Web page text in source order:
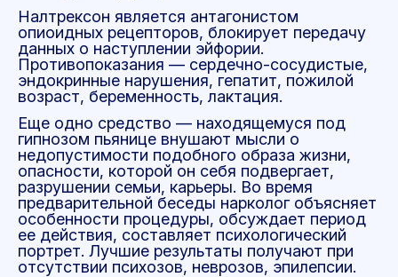
Налтрексон является антагонистом
опиоидных рецепторов, блокирует передачу
данных о наступлении эйфории.
Противопоказания — сердечно-сосудистые,
эндокринные нарушения, гепатит, пожилой
возраст, беременность, лактация.
Еще одно средство — находящемуся под
гипнозом пьянице внушают мысли о
недопустимости подобного образа жизни,
опасности, которой он себя подвергает,
разрушении семьи, карьеры. Во время
предварительной беседы нарколог объясняет
особенности процедуры, обсуждает период
ее действия, составляет психологический
портрет. Лучшие результаты получают при
отсутствии психозов, неврозов, эпилепсии.